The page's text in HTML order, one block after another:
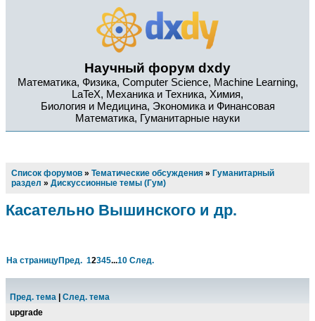
Научный форум dxdy
Математика, Физика, Computer Science, Machine Learning,
LaTeX, Механика и Техника, Химия,
Биология и Медицина, Экономика и Финансовая
Математика, Гуманитарные науки
Список форумов » Тематические обсуждения » Гуманитарный
раздел » Дискуссионные темы (Гум)
Касательно Вышинского и др.
На страницуПред. 12345...10 След.
Пред. тема
След. тема
upgrade